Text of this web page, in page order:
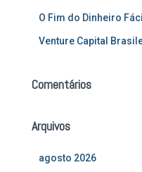
O Fim do Dinheiro
Venture Capital
Comentários
Arquivos
agosto 2026